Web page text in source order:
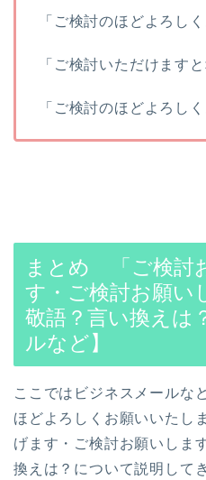
「ご検討のほどよろし
「ご検討いただけますと
「ご検討のほどよろし
まとめ 「ご検討
す・ご検討お願い
敬語？言い換えは
ルなど】
ここではビジネスメールな
ほどよろしくお願いいたし
げます・ご検討お願いしま
換えは？について説明して